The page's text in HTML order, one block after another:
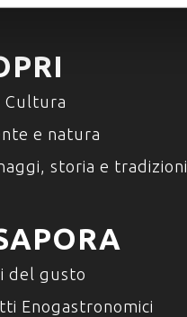
Cultura
e natura
storia e tradizioni
del gusto
Enogastronomici